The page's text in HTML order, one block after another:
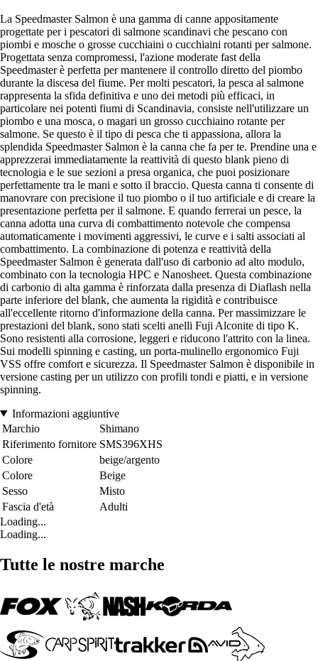
La Speedmaster Salmon è una gamma di canne appositamente
progettate per i pescatori di salmone scandinavi che pescano con
piombi e mosche o grosse cucchiaini o cucchiaini rotanti per salmone.
Progettata senza compromessi, l'azione moderate fast della
Speedmaster è perfetta per mantenere il controllo diretto del piombo
durante la discesa del fiume. Per molti pescatori, la pesca al salmone
rappresenta la sfida definitiva e uno dei metodi più efficaci, in
particolare nei potenti fiumi di Scandinavia, consiste nell'utilizzare un
piombo e una mosca, o magari un grosso cucchiaino rotante per
salmone. Se questo è il tipo di pesca che ti appassiona, allora la
splendida Speedmaster Salmon è la canna che fa per te. Prendine una e
apprezzerai immediatamente la reattività di questo blank pieno di
tecnologia e le sue sezioni a presa organica, che puoi posizionare
perfettamente tra le mani e sotto il braccio. Questa canna ti consente di
manovrare con precisione il tuo piombo o il tuo artificiale e di creare la
presentazione perfetta per il salmone. E quando ferrerai un pesce, la
canna adotta una curva di combattimento notevole che compensa
automaticamente i movimenti aggressivi, le curve e i salti associati al
combattimento. La combinazione di potenza e reattività della
Speedmaster Salmon è generata dall'uso di carbonio ad alto modulo,
combinato con la tecnologia HPC e Nanosheet. Questa combinazione
di carbonio di alta gamma è rinforzata dalla presenza di Diaflash nella
parte inferiore del blank, che aumenta la rigidità e contribuisce
all'eccellente ritorno d'informazione della canna. Per massimizzare le
prestazioni del blank, sono stati scelti anelli Fuji Alconite di tipo K.
Sono resistenti alla corrosione, leggeri e riducono l'attrito con la linea.
Sui modelli spinning e casting, un porta-mulinello ergonomico Fuji
VSS offre comfort e sicurezza. Il Speedmaster Salmon è disponibile in
versione casting per un utilizzo con profili tondi e piatti, e in versione
spinning.
Informazioni aggiuntive
Marchio
Shimano
Riferimento fornitore SMS396XHS
Colore
beige/argento
Colore
Beige
Sesso
Misto
Fascia d'età
Adulti
Loading...
Loading...
Tutte le nostre marche